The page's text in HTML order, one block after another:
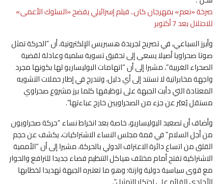
صرخة «نعم» بمهرجان كان.. فيلم إسرائيلي يفضح «السلوك الأعمى»
للاحتلال بعد 7 أكتوبر
وأبرز السباعي، في تصريح لجريدة هسبريس الإلكترونية، أن “الحركة تمثل
صوتا صحراويا أصيلا يسعى إلى تحقيق تسوية سلمية وعادلة لقضية
الصحراء الغربية”، مشيرا إلى أن “اتهامات البوليساريو لها بكونها مجرد
واجهة مخابراتية لا تستند إلى أي دليل، وتندرج في إطار حملات التشويه
المعتادة التي دأبت الجبهة على توظيفها كلما برز مشروع صحراوي
مستقل يُعبّر عن جزء من الصحراويين خارج عباءتها”.
وأضاف أن تصعيد البوليساريو، خاصة بعد انخراط نساء “حركة صحراويون
من أجل السلام” في قمة مجلس النساء الاشتراكيات، يكشف عن حجم
القلق من اتساع دائرة الاعتراف الدولي بالحركة، مشيرا إلى أن “الأممية
الاشتراكية تفتح أمام مختلف هياكل التنظيم فضاء جديدا للترافع والحوار
مع قوى سياسية دولية وازنة؛ وهو ما تعتبره الجبهة تهديدا لخطابها